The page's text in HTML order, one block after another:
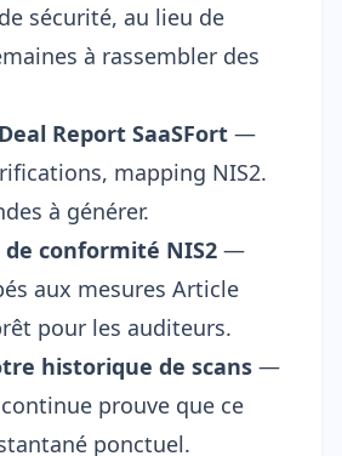
sécurité, au lieu de
à rassembler des
Report SaaSFort —
mapping NIS2.
à générer.
de conformité NIS2 —
aux mesures Article
pour les auditeurs.
historique de scans —
prouve que ce
ponctuel.